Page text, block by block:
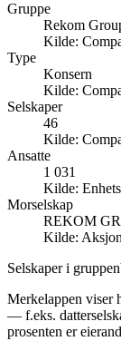
Gruppe
Rekom
Kilde:
Type
Konsern
Kilde:
Selskaper
46
Kilde:
Ansatte
1 031
Kilde:
Morselskap
REKOM
Kilde:
Selskaper i gruppen
Merkelappen viser
— f.eks.
prosenten er